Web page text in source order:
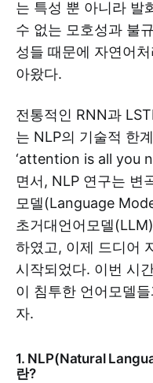
는 특성 뿐 아니라 발
수 없는 모호성과 불
성들 때문에 자연어
아왔다.
전통적인 RNN과
는 NLP의 기술적 한
‘attention is all you
면서, NLP 연구는 변
모델(Language
초거대언어모델
하였고, 이제 드디어
시작되었다. 이번 시
이 침투한 언어모델
자.
1. NLP(Natural
란?